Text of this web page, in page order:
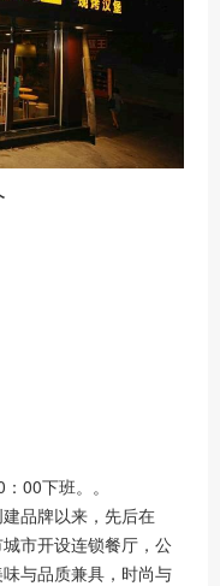
00下班。。
品牌以来，先后在
市开设连锁餐厅，公
与品质兼具，时尚与